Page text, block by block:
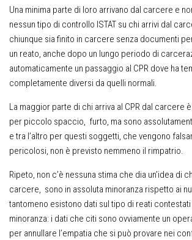
Una minima parte di loro arrivano dal carcere e
nessun tipo di controllo ISTAT su chi arrivi dal
chiunque sia finito in carcere senza documenti
un reato, anche dopo un lungo periodo di
automaticamente un passaggio al CPR dove ha
completamente diversi da quelli normali.
La maggior parte di chi arriva al CPR dal carcere
per piccolo spaccio, furto, ma sono
e tra l’altro per questi soggetti, che vengono
pericolosi, non è previsto nemmeno il rimpatrio.
Ripeto, non c’è nessuna stima che dia un’idea di
carcere, sono in assoluta minoranza rispetto ai
tantomeno esistono dati sul tipo di reati contestati
minoranza: i dati che citi sono ovviamente un
per annullare l’empatia che si può provare nei